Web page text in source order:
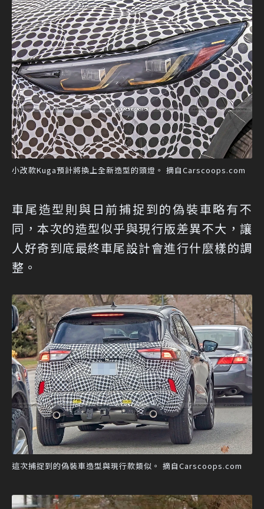
小改款Kuga預計將換上全新造型的頭燈。 摘自Carscoops.com
車尾造型則與日前捕捉到的偽裝車略有不
同，本次的造型似乎與現行版差異不大，讓
人好奇到底最終車尾設計會進行什麼樣的調
整。
這次捕捉到的偽裝車造型與現行款類似。 摘自Carscoops.com